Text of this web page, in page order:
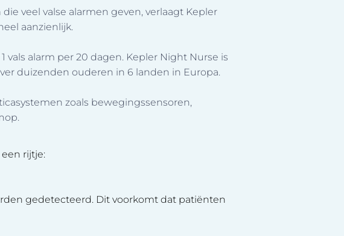
veel valse alarmen geven, verlaagt Kepler
aanzienlijk.
vals alarm per 20 dagen. Kepler Night Nurse is
duizenden ouderen in 6 landen in Europa.
zoals bewegingssensoren,
rijtje:
gedetecteerd. Dit voorkomt dat patiënten